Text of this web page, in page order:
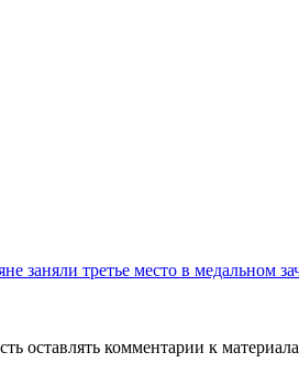
третье место в медальном
комментарии к